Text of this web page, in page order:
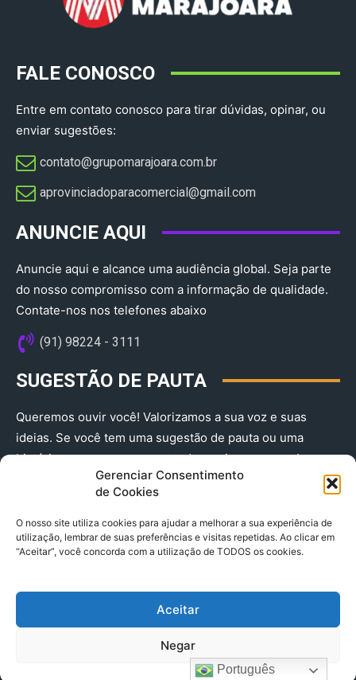
Gerenciar Consentimento
de Cookies
O nosso site utiliza cookies para ajudar a melhorar a sua experiência de
utilização, lembrar de suas preferências e visitas repetidas. Ao clicar em
“Aceitar”, você concorda com a utilização de TODOS os cookies.
Aceitar
Negar
FALE CONOSCO
Entre em contato conosco para tirar dúvidas, opinar, ou
enviar sugestões:
contato@grupomarajoara.com.br
aprovinciadoparacomercial@gmail.com​
ANUNCIE AQUI
Anuncie aqui e alcance uma audiência global. Seja parte
do nosso compromisso com a informação de qualidade.
Contate-nos nos telefones abaixo
(91) 98224 - 3111
SUGESTÃO DE PAUTA
Queremos ouvir você! Valorizamos a sua voz e suas
ideias. Se você tem uma sugestão de pauta ou uma
história que merece ser contada, envie-nos agora!
(91) 98224 - 3111
© 2025 A Província do Pará CNPJ: 04.901.141/0001-36 End .
Trav. Quintino Bocaiuva 2301, Ed. Rogério Fernandez – Sala
2701- Cremação – CEP 66045.315
Português